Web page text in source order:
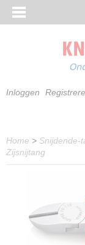
Inloggen
Home > Snijdende-
Zijsnijtang